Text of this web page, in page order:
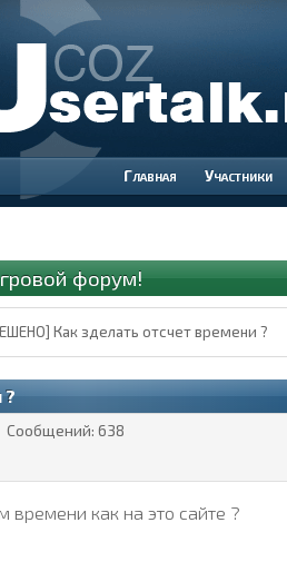
Участники
форум!
Как зделать отсчет времени ?
?
Сообщений: 638
времени как на это сайте ?